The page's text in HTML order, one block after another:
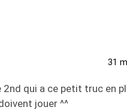
31
qui a ce petit truc en
jouer ^^